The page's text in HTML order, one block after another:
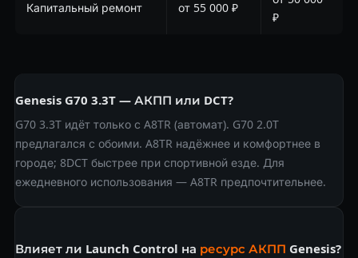
Капитальный ремонт от 55 000 ₽
₽
Genesis G70 3.3T — АКПП или DCT?
G70 3.3T идёт только с A8TR (автомат). G70 2.0T
предлагался с обоими. A8TR надёжнее и комфортнее в
городе; 8DCT быстрее при спортивной езде. Для
ежедневного использования — A8TR предпочтительнее.
Влияет ли Launch Control на ресурс АКПП Genesis?